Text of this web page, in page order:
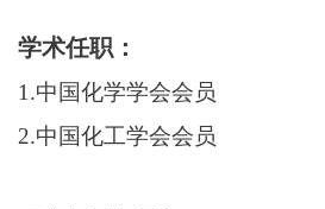
学术任职：
1.中国化学学会会员
2.中国化工学会会员